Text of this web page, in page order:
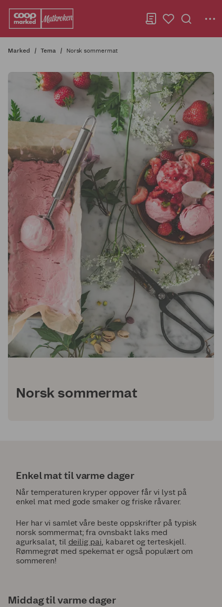
Marked Tema Norsk sommermat
Norsk sommermat
Enkel mat til varme dager
Når temperaturen kryper oppover får vi lyst på
enkel mat med gode smaker og friske råvarer.
Her har vi samlet våre beste oppskrifter på typisk
norsk sommermat; fra ovnsbakt laks med
agurksalat, til deilig pai, kabaret og terteskjell.
Rømmegrøt med spekemat er også populært om
sommeren!
Middag til varme dager